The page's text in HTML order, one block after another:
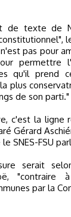
de texte de
pas pour
permettre
qu'il prend
plus
de son parti."
c'est la ligne
Gérard
le SNES-FSU
serait
"contraire
par la